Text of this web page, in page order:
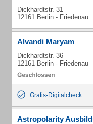
Dickhardtstr. 31
12161 Berlin - Friedenau
Alvandi Maryam
Dickhardtstr. 36
12161 Berlin - Friedenau
Gratis-Digitalcheck
Astropolarity